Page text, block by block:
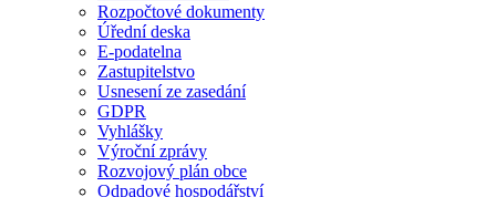
Rozpočtové dokumenty
Úřední deska
E-podatelna
Zastupitelstvo
Usnesení ze zasedání
GDPR
Vyhlášky
Výroční zprávy
Rozvojový plán obce
Odpadové hospodářství